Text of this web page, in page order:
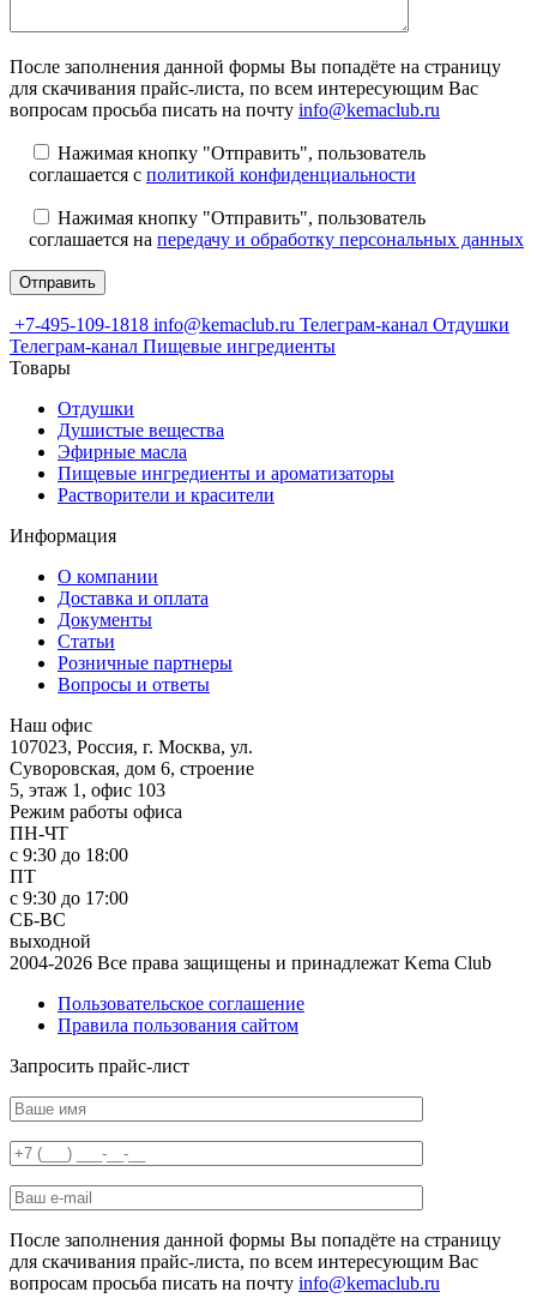
После заполнения данной формы Вы попадёте на страницу
для скачивания прайс-листа, по всем интересующим Вас
вопросам просьба писать на почту info@kemaclub.ru
Нажимая кнопку "Отправить", пользователь
соглашается с политикой конфиденциальности
Нажимая кнопку "Отправить", пользователь
соглашается на передачу и обработку персональных данных
+7-495-109-1818 info@kemaclub.ru Телеграм-канал Отдушки
Телеграм-канал Пищевые ингредиенты
Товары
Отдушки
Душистые вещества
Эфирные масла
Пищевые ингредиенты и ароматизаторы
Растворители и красители
Информация
О компании
Доставка и оплата
Документы
Статьи
Розничные партнеры
Вопросы и ответы
Наш офис
107023, Россия, г. Москва, ул.
Суворовская, дом 6, строение
5, этаж 1, офис 103
Режим работы офиса
ПН-ЧТ
с 9:30 до 18:00
ПТ
с 9:30 до 17:00
СБ-ВС
выходной
2004-2026 Все права защищены и принадлежат Kema Club
Пользовательское соглашение
Правила пользования сайтом
Запросить прайс-лист
После заполнения данной формы Вы попадёте на страницу
для скачивания прайс-листа, по всем интересующим Вас
вопросам просьба писать на почту info@kemaclub.ru